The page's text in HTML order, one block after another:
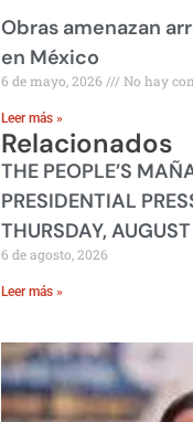
Obras amenazan
en México
6 de mayo, 2026 No hay
Leer más »
Relacionados
THE PEOPLE’S
PRESIDENTIAL
THURSDAY,
6 de agosto, 2026
Leer más »